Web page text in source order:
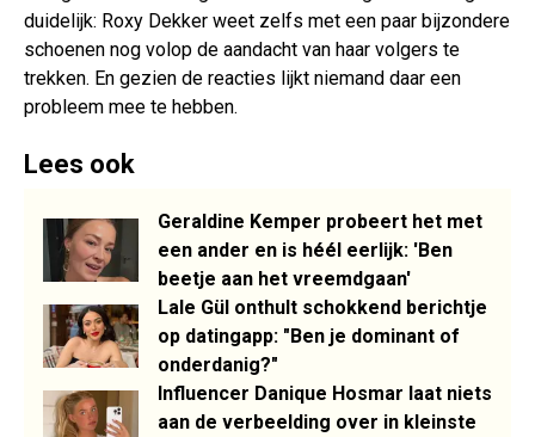
duidelijk: Roxy Dekker weet zelfs met een paar bijzondere
schoenen nog volop de aandacht van haar volgers te
trekken. En gezien de reacties lijkt niemand daar een
probleem mee te hebben.
Lees ook
Geraldine Kemper probeert het met
een ander en is héél eerlijk: 'Ben
beetje aan het vreemdgaan'
Lale Gül onthult schokkend berichtje
op datingapp: "Ben je dominant of
onderdanig?"
Influencer Danique Hosmar laat niets
aan de verbeelding over in kleinste